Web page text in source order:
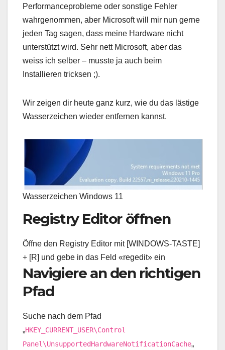
Performanceprobleme oder sonstige Fehler
wahrgenommen, aber Microsoft will mir nun gerne
jeden Tag sagen, dass meine Hardware nicht
unterstützt wird. Sehr nett Microsoft, aber das
weiss ich selber – musste ja auch beim
Installieren tricksen ;).
Wir zeigen dir heute ganz kurz, wie du das lästige
Wasserzeichen wieder entfernen kannst.
Wasserzeichen Windows 11
Registry Editor öffnen
Öffne den Registry Editor mit [WINDOWS-TASTE]
+ [R] und gebe in das Feld «regedit» ein
Navigiere an den richtigen
Pfad
Suche nach dem Pfad
„HKEY_CURRENT_USER\Control
Panel\UnsupportedHardwareNotificationCache„